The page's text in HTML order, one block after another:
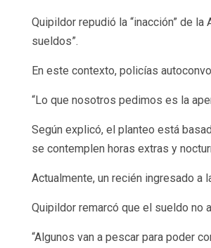
Quipildor repudió la “inacción” de
sueldos”.
En este contexto, policías
“Lo que nosotros pedimos es la
Según explicó, el planteo está
se contemplen horas extras y
Actualmente, un recién ingresado a
Quipildor remarcó que el sueldo no
“Algunos van a pescar para poder